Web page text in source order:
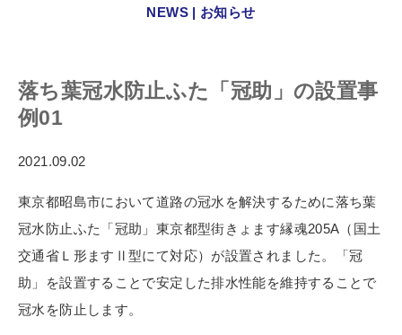
NEWS | お知らせ
落ち葉冠水防止ふた「冠助」の設置事
例01
2021.09.02
東京都昭島市において道路の冠水を解決するために落ち葉
冠水防止ふた「冠助」東京都型街きょます縁魂205A（国土
交通省Ｌ形ますⅡ型にて対応）が設置されました。「冠
助」を設置することで安定した排水性能を維持することで
冠水を防止します。